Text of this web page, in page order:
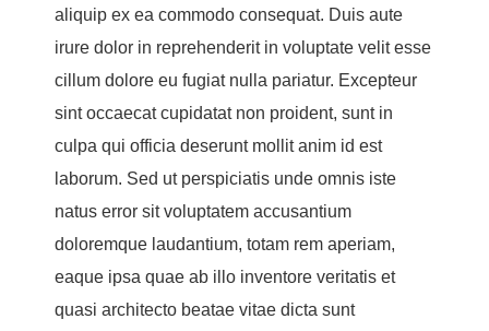
aliquip ex ea commodo consequat. Duis aute
irure dolor in reprehenderit in voluptate velit esse
cillum dolore eu fugiat nulla pariatur. Excepteur
sint occaecat cupidatat non proident, sunt in
culpa qui officia deserunt mollit anim id est
laborum. Sed ut perspiciatis unde omnis iste
natus error sit voluptatem accusantium
doloremque laudantium, totam rem aperiam,
eaque ipsa quae ab illo inventore veritatis et
quasi architecto beatae vitae dicta sunt